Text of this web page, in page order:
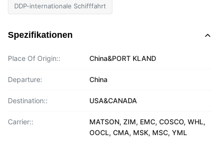
DDP-internationale Schifffahrt
Spezifikationen
Place Of Origin:: China&PORT KLAND
Departure: China
Destination:: USA&CANADA
Carrier::
MATSON, ZIM, EMC, COSCO, WHL,
OOCL, CMA, MSK, MSC, YML